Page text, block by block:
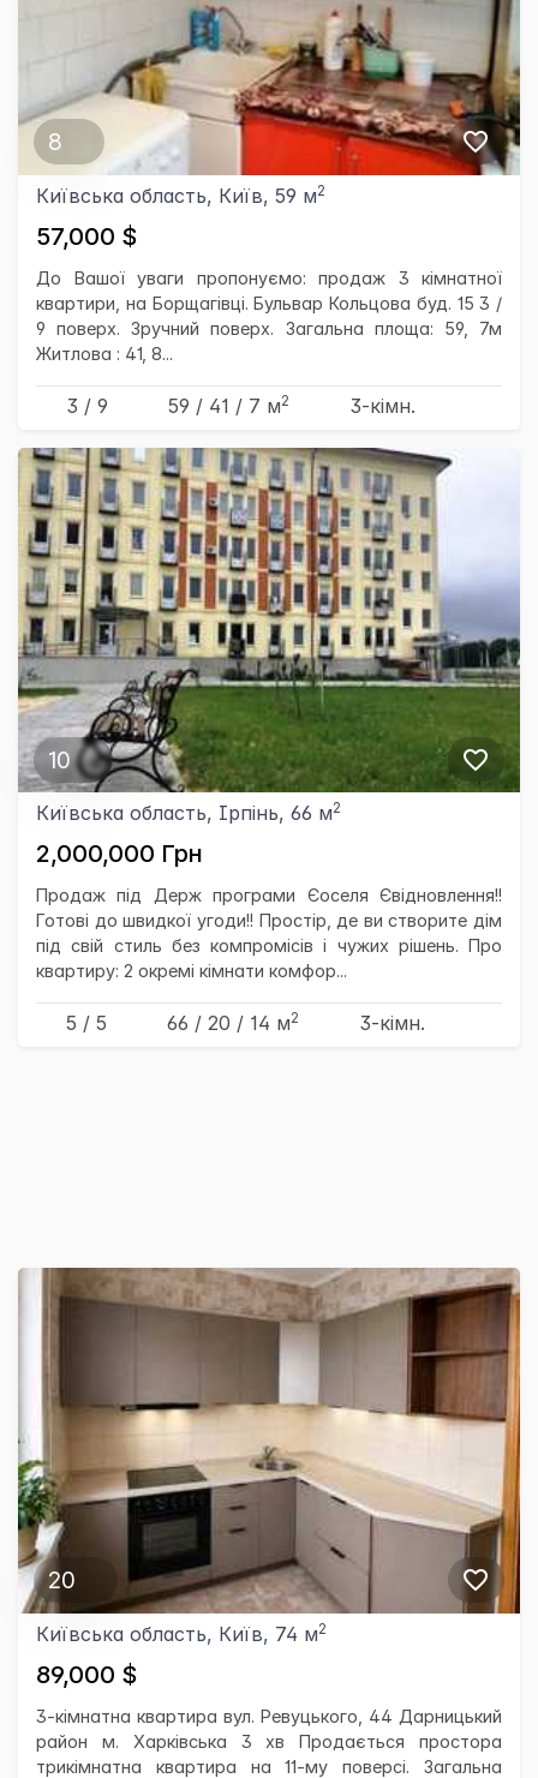
8
Київська область, Київ, 59 м2
57,000 $
До Вашої уваги пропонуємо: продаж 3 кімнатної
квартири, на Борщагівці. Бульвар Кольцова буд. 15 3 /
9 поверх. Зручний поверх. Загальна площа: 59, 7м
Житлова : 41, 8...
3 / 9 59 / 41 / 7 м2 3-кімн.
10
Київська область, Ірпінь, 66 м2
2,000,000 Грн
Продаж під Держ програми Єоселя Євідновлення!!
Готові до швидкої угоди!! Простір, де ви створите дім
під свій стиль без компромісів і чужих рішень. Про
квартиру: 2 окремі кімнати комфор...
5 / 5 66 / 20 / 14 м2 3-кімн.
20
Київська область, Київ, 74 м2
89,000 $
3-кімнатна квартира вул. Ревуцького, 44 Дарницький
район м. Харківська 3 хв Продається простора
трикімнатна квартира на 11-му поверсі. Загальна